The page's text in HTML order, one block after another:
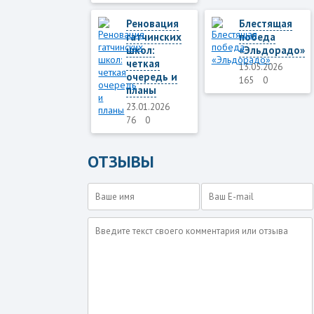
Реновация
гатчинских
школ:
четкая
очередь и
планы
23.01.2026
76
0
Блестящая
победа
«Эльдорадо»
13.05.2026
165
0
ОТЗЫВЫ